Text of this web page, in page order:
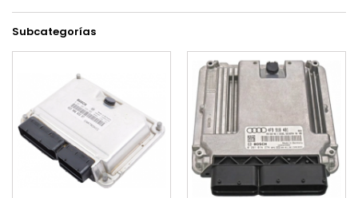
Subcategorías